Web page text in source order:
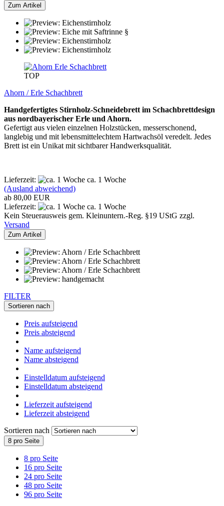
Zum Artikel
TOP
Ahorn / Erle Schachbrett
Handgefertigtes Stirnholz-Schneidebrett im Schachbrettdesign
aus nordbayerischer Erle und Ahorn.
Gefertigt aus vielen einzelnen Holzstücken, messerschonend,
langlebig und mit lebensmittelechtem Hartwachsöl veredelt. Jedes
Brett ist ein Unikat mit sichtbarer Handwerksqualität.
Lieferzeit:
ca. 1 Woche
(Ausland abweichend)
ab 80,00 EUR
Lieferzeit:
ca. 1 Woche
Kein Steuerausweis gem. Kleinuntern.-Reg. §19 UStG zzgl.
Versand
Zum Artikel
FILTER
Sortieren nach
Preis aufsteigend
Preis absteigend
Name aufsteigend
Name absteigend
Einstelldatum aufsteigend
Einstelldatum absteigend
Lieferzeit aufsteigend
Lieferzeit absteigend
Sortieren nach
8 pro Seite
8 pro Seite
16 pro Seite
24 pro Seite
48 pro Seite
96 pro Seite